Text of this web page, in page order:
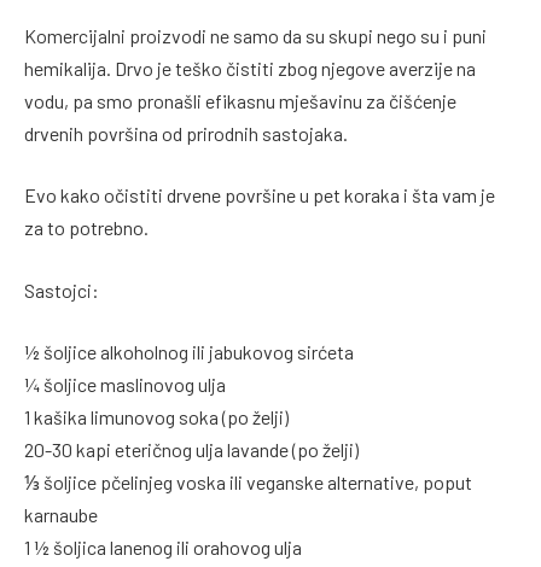
Komercijalni proizvodi ne samo da su skupi nego su i puni
hemikalija. Drvo je teško čistiti zbog njegove averzije na
vodu, pa smo pronašli efikasnu mješavinu za čišćenje
drvenih površina od prirodnih sastojaka.
Evo kako očistiti drvene površine u pet koraka i šta vam je
za to potrebno.
Sastojci:
½ šoljice alkoholnog ili jabukovog sirćeta
¼ šoljice maslinovog ulja
1 kašika limunovog soka (po želji)
20-30 kapi eteričnog ulja lavande (po želji)
⅓ šoljice pčelinjeg voska ili veganske alternative, poput
karnaube
1 ½ šoljica lanenog ili orahovog ulja